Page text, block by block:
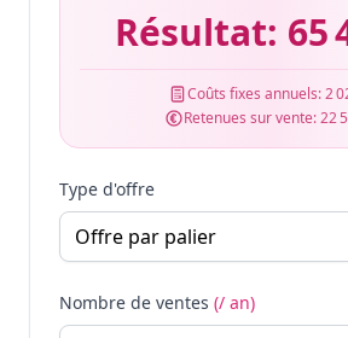
Résultat: 65
Coûts fixes annuels:2
Retenues sur vente:22
Type d'offre
Nombre de ventes (/ an)